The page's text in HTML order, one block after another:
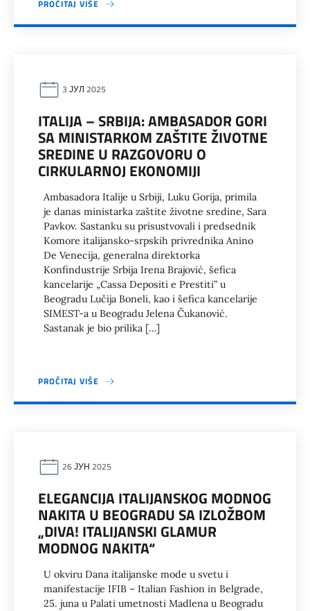
PROČITAJ VIŠE
3 ЈУЛ 2025
ITALIJA – SRBIJA: AMBASADOR GORI
SA MINISTARKOM ZAŠTITE ŽIVOTNE
SREDINE U RAZGOVORU O
CIRKULARNOJ EKONOMIJI
Ambasadora Italije u Srbiji, Luku Gorija, primila
je danas ministarka zaštite životne sredine, Sara
Pavkov. Sastanku su prisustvovali i predsednik
Komore italijansko-srpskih privrednika Anino
De Venecija, generalna direktorka
Konfindustrije Srbija Irena Brajović, šefica
kancelarije „Cassa Depositi e Prestiti” u
Beogradu Lučija Boneli, kao i šefica kancelarije
SIMEST-a u Beogradu Jelena Čukanović.
Sastanak je bio prilika […]
PROČITAJ VIŠE
26 ЈУН 2025
ELEGANCIJA ITALIJANSKOG MODNOG
NAKITA U BEOGRADU SA IZLOŽBOM
„DIVA! ITALIJANSKI GLAMUR
MODNOG NAKITA“
U okviru Dana italijanske mode u svetu i
manifestacije IFIB – Italian Fashion in Belgrade,
25. juna u Palati umetnosti Madlena u Beogradu